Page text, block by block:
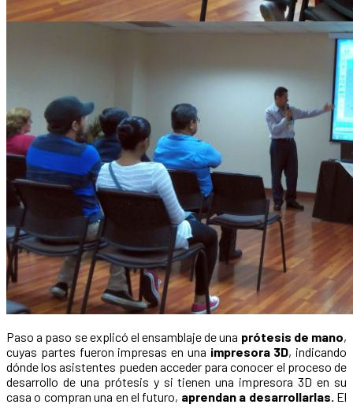
Paso a paso se explicó el ensamblaje de una prótesis de mano,
cuyas partes fueron impresas en una impresora 3D, indicando
dónde los asistentes pueden acceder para conocer el proceso de
desarrollo de una prótesis y si tienen una impresora 3D en su
casa o compran una en el futuro, aprendan a desarrollarlas. El